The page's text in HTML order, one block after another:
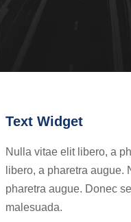
Text Widget
Nulla vitae elit libero, a
libero, a pharetra augue.
pharetra augue. Donec
malesuada.